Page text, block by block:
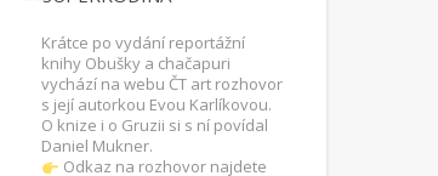
Krátce po vydání reportážní
knihy Obušky a chačapuri
vychází na webu ČT art rozhovor
s její autorkou Evou Karlíkovou.
O knize i o Gruzii si s ní povídal
Daniel Mukner.
Odkaz na rozhovor najdete